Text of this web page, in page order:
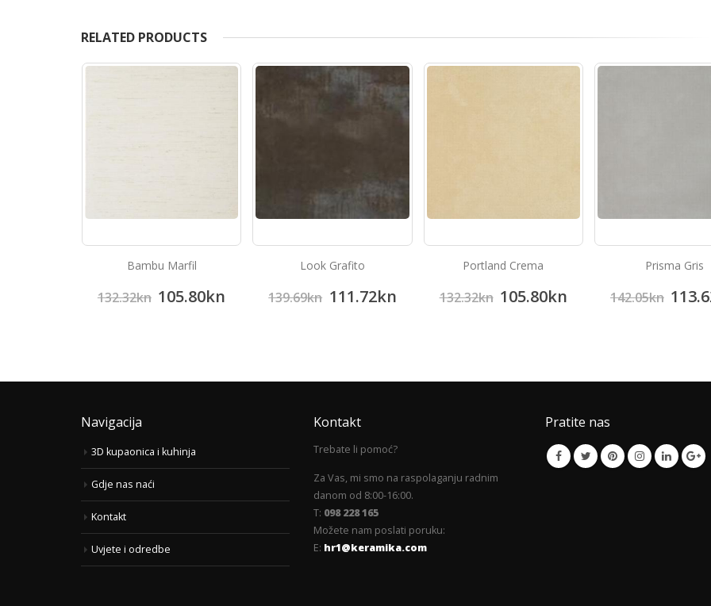
RELATED PRODUCTS
Bambu Marfil
132.32kn 105.80kn
Look Grafito
139.69kn 111.72kn
Portland Crema
132.32kn 105.80kn
Prisma Gris
142.05kn
Navigacija
3D kupaonica i kuhinja
Gdje nas naći
Kontakt
Uvjete i odredbe
Kontakt
Trebate li pomoć?
Za Vas, mi smo na raspolaganju radnim
danom od 8:00-16:00.
T: 098 228 165
Možete nam poslati poruku:
E: hr1@keramika.com
Pratite nas